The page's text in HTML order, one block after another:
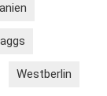
Westberlin